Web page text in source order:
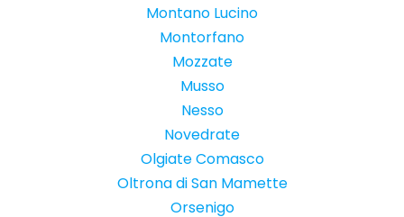
Montano Lucino
Montorfano
Mozzate
Musso
Nesso
Novedrate
Olgiate Comasco
Oltrona di San Mamette
Orsenigo